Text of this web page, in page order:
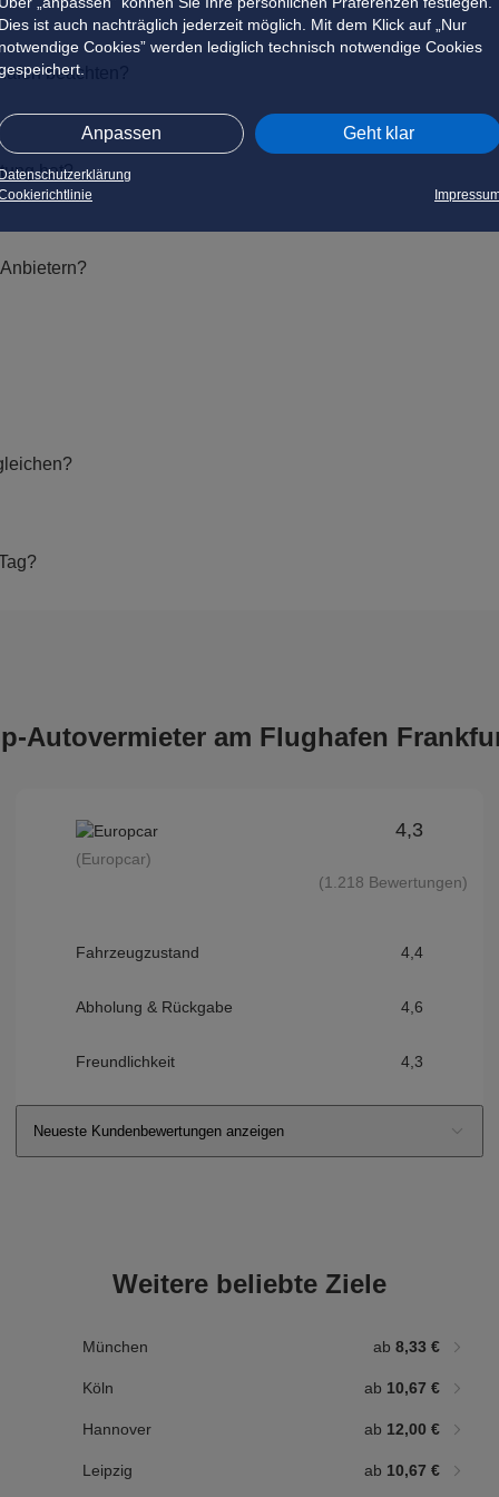
Dies ist auch nachträglich jederzeit möglich. Mit dem Klick auf „Nur
notwendige Cookies” werden lediglich technisch notwendige Cookies
Anpassen Geht klar
Datenschutzerklärung
beachten?
hat?
Autovermieter am Flughafen
(Europcar)
4,3
(1.218 Bewertungen)
Fahrzeugzustand 4,4
Abholung & Rückgabe 4,6
Freundlichkeit 4,3
Neueste Kundenbewertungen anzeigen
Weitere beliebte Ziele
München ab 8,33 €
Köln ab 10,67 €
Hannover ab 12,00 €
Leipzig ab 10,67 €